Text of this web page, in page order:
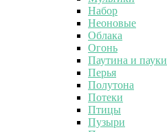
Набор
Неоновые
Облака
Огонь
Паутина и пауки
Перья
Полутона
Потеки
Птицы
Пузыри